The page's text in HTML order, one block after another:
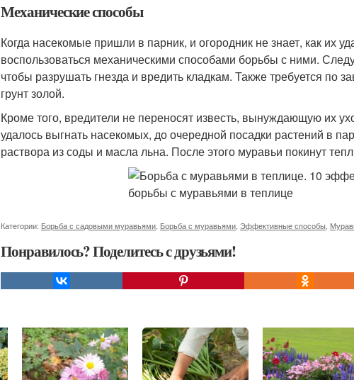
Механические способы
Когда насекомые пришли в парник, и огородник не знает, как их
воспользоваться механическими способами борьбы с ними.
чтобы разрушать гнезда и вредить кладкам. Также требуется по
грунт золой.
Кроме того, вредители не переносят известь, вынуждающую их
удалось выгнать насекомых, до очередной посадки растений в
раствора из соды и масла льна. После этого муравьи покинут
Категории: Борьба с садовыми муравьями Борьба с муравьями Эффективные способы
Понравилось? Поделитесь с друзьями!